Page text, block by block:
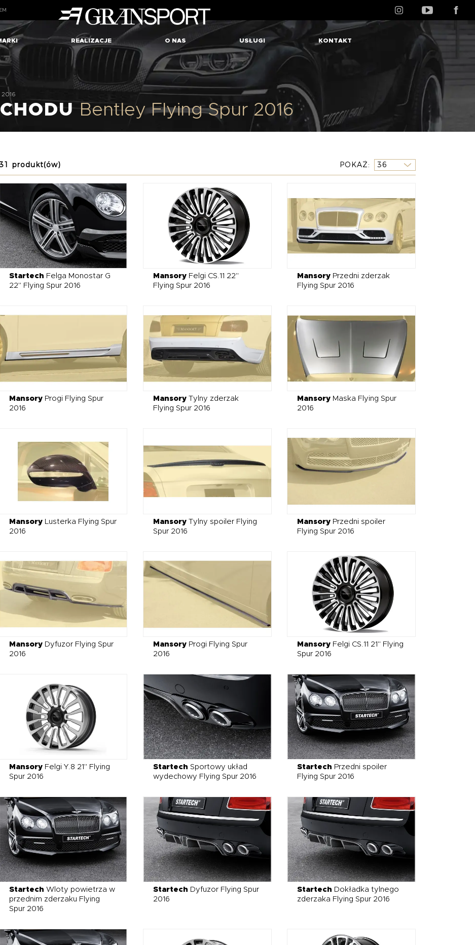
REALIZACJE O NAS USŁUGI KONTAKT
Bentley Flying Spur 2016
produkt(ów) POKAŻ
Startech Felga Monostar G
22" Flying Spur 2016
MansoryFelgi CS.11 22"
Flying Spur 2016
Mansory Przedni zderzak
Flying Spur 2016
MansoryProgi Flying Spur
2016
MansoryTylny zderzak
Flying Spur 2016
Mansory Maska Flying Spur
2016
MansoryLusterka Flying Spur
2016
MansoryTylny spoiler Flying
Spur 2016
Mansory Przedni spoiler
Flying Spur 2016
MansoryDyfuzor Flying Spur
2016
MansoryProgi Flying Spur
2016
Mansory Felgi CS.11 21" Flying
Spur 2016
MansoryFelgi Y.8 21" Flying
Spur 2016
Startech Sportowy układ
wydechowy Flying Spur 2016
Startech Przedni spoiler
Flying Spur 2016
Startech Wloty powietrza w
przednim zderzaku Flying
Spur 2016
Startech Dyfuzor Flying Spur
2016
Startech Dokładka tylnego
zderzaka Flying Spur 2016